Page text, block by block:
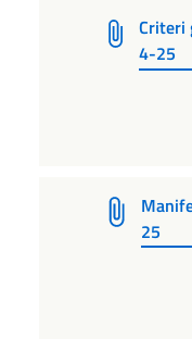
Criteri
4-25
25